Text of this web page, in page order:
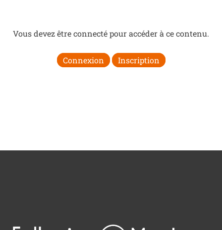
Vous devez être connecté pour accéder à ce contenu.
Connexion Inscription